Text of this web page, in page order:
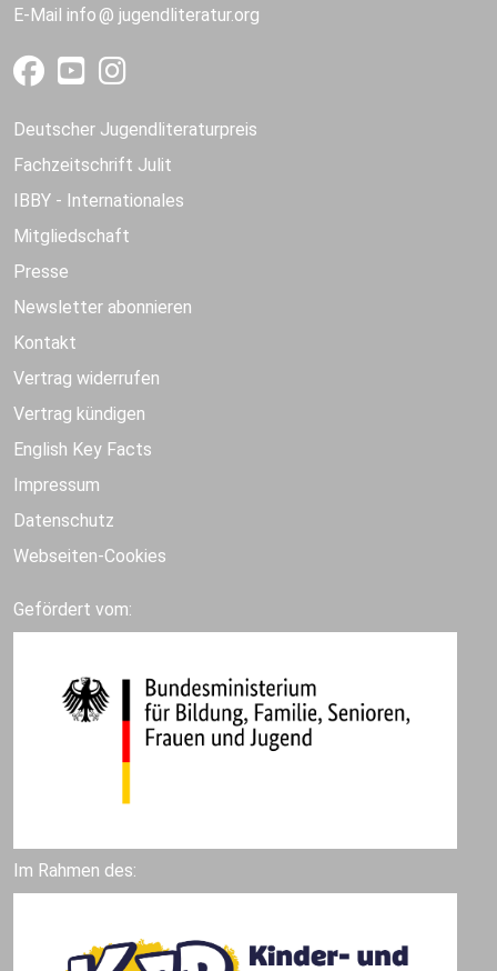
E-Mail info jugendliteratur.org
Deutscher Jugendliteraturpreis
Fachzeitschrift Julit
IBBY - Internationales
Mitgliedschaft
Presse
Newsletter abonnieren
Kontakt
Vertrag widerrufen
Vertrag kündigen
English Key Facts
Impressum
Datenschutz
Webseiten-Cookies
Gefördert vom:
Im Rahmen des: